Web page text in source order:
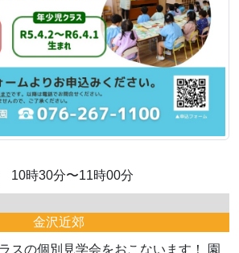
10時30分〜11時00分
金沢近郊
スの個別見学会をおこないます！ 園